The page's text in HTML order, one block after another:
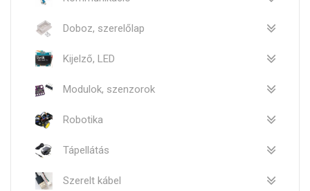
Doboz, szerelőlap
Kijelző, LED
Modulok, szenzorok
Robotika
Tápellátás
Szerelt kábel